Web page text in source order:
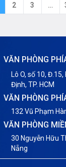
2 3 …
VĂN PHÒNG
Lô O, số 10,
Định, TP. HCM
VĂN PHÒNG
132 Vũ Phạm
VĂN PHÒNG
30 Nguyễn Hữu
Nẵng